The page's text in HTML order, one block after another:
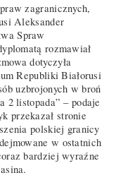
zagranicznych,
Aleksander
Spraw
rozmawiał
dotyczyła
Republiki Białorusi
uzbrojonych w broń
2 listopada” – podaje
przekazał stronie
polskiej granicy
w ostatnich
bardziej wyraźne